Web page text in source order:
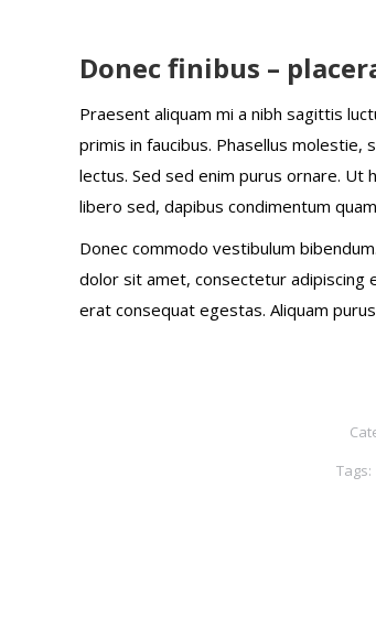
Donec finibus –
Praesent aliquam mi a nibh sagittis
primis in faucibus. Phasellus
lectus. Sed sed enim purus ornare. Ut
libero sed, dapibus condimentum
Donec commodo vestibulum
dolor sit amet, consectetur adipiscing
erat consequat egestas. Aliquam
Tags: